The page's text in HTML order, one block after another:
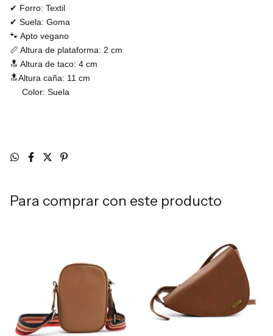
✔ Forro: Textil
✔ Suela: Goma
🐾 Apto vegano
📏 Altura de plataforma: 2 cm
🔝 Altura de taco: 4 cm
🔝Altura caña: 11 cm
Color: Suela
Para comprar con este producto